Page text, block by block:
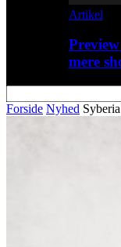
Artikel
mere
Forside Nyhed